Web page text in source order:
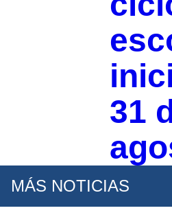
31
MÁS NOTICIAS